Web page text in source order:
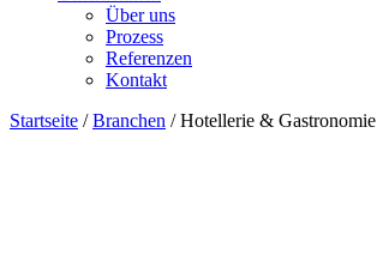
Über uns
Prozess
Referenzen
Kontakt
Startseite /Branchen /Hotellerie & Gastronomie